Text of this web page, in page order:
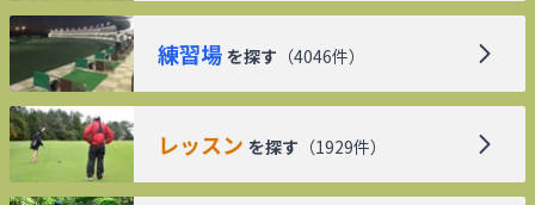
練習場 を探す （4046件）
レッスン を探す （1929件）